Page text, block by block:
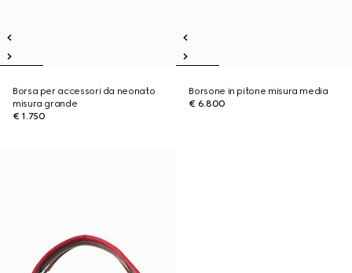
Borsa per accessori da neonato
misura grande
€ 1.750
Borsone in pitone misura media
€ 6.800